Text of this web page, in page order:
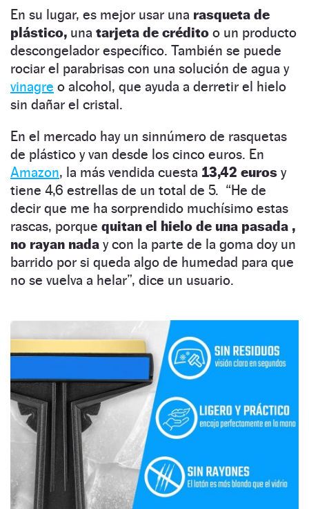
En su lugar, es mejor usar una rasqueta de
plástico, una tarjeta de crédito o un producto
descongelador específico. También se puede
rociar el parabrisas con una solución de agua y
vinagre o alcohol, que ayuda a derretir el hielo
sin dañar el cristal.
En el mercado hay un sinnúmero de rasquetas
de plástico y van desde los cinco euros. En
Amazon, la más vendida cuesta 13,42 euros y
tiene 4,6 estrellas de un total de 5. “He de
decir que me ha sorprendido muchísimo estas
rascas, porque quitan el hielo de una pasada ,
no rayan nada y con la parte de la goma doy un
barrido por si queda algo de humedad para que
no se vuelva a helar”, dice un usuario.